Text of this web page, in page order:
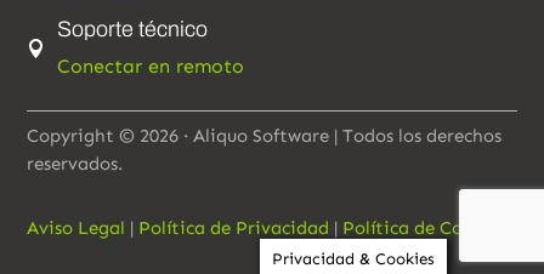

Soporte técnico
Conectar en remoto
Copyright © 2026 · Aliquo Software | Todos los derechos
reservados.
Aviso Legal | Política de Privacidad | Política de Cookies
Privacidad & Cookies